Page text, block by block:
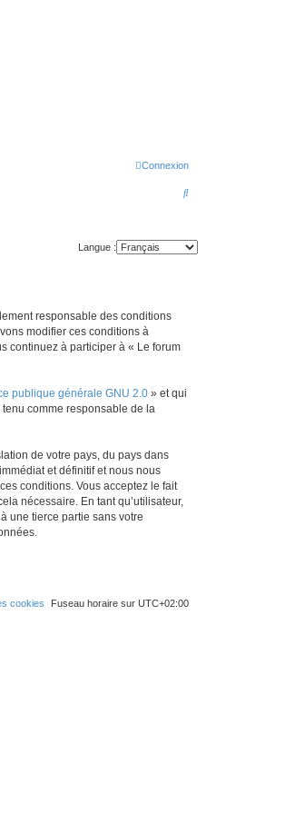
Connexion
R
h
Langue :
responsable des conditions
modifier ces conditions à
continuez à participer à « Le forum
publique générale GNU 2.0 » et qui
comme responsable de la
de votre pays, du pays dans
et définitif et nous nous
conditions. Vous acceptez le fait
nécessaire. En tant qu’utilisateur,
une tierce partie sans votre
Fuseau horaire sur UTC+02:00
cookies